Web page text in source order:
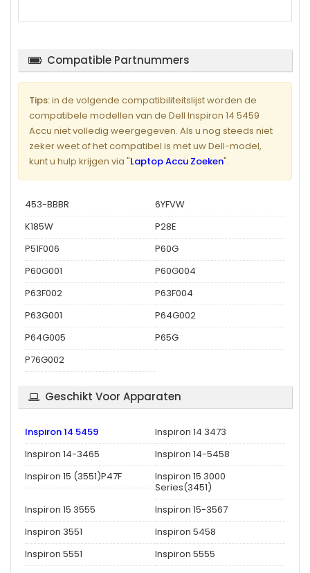
Compatible Partnummers
Tips:in de volgende compatibiliteitslijst worden de
compatibele modellen van de Dell Inspiron 14 5459
Accu niet volledig weergegeven. Als u nog steeds niet
zeker weet of het compatibel is met uw Dell-model,
kunt u hulp krijgen via "Laptop Accu Zoeken".
453-BBBR
6YFVW
K185W
P28E
P51F006
P60G
P60G001
P60G004
P63F002
P63F004
P63G001
P64G002
P64G005
P65G
P76G002
Geschikt Voor Apparaten
Inspiron 14 5459
Inspiron 14 3473
Inspiron 14-3465
Inspiron 14-5458
Inspiron 15 (3551)P47F
Inspiron 15 3000
Series(3451)
Inspiron 15 3555
Inspiron 15-3567
Inspiron 3551
Inspiron 5458
Inspiron 5551
Inspiron 5555